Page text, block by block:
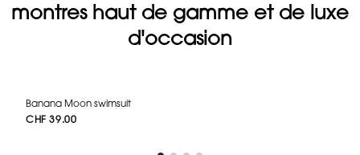
montres haut de gamme et de luxe
d'occasion
Banana Moon swimsuit
CHF 39.00